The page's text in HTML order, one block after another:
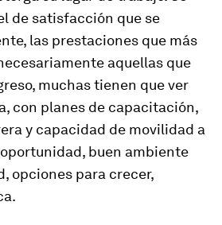
de satisfacción que se
las prestaciones que más
aquellas que
muchas tienen que ver
con planes de capacitación,
y capacidad de movilidad a
buen ambiente
opciones para crecer,